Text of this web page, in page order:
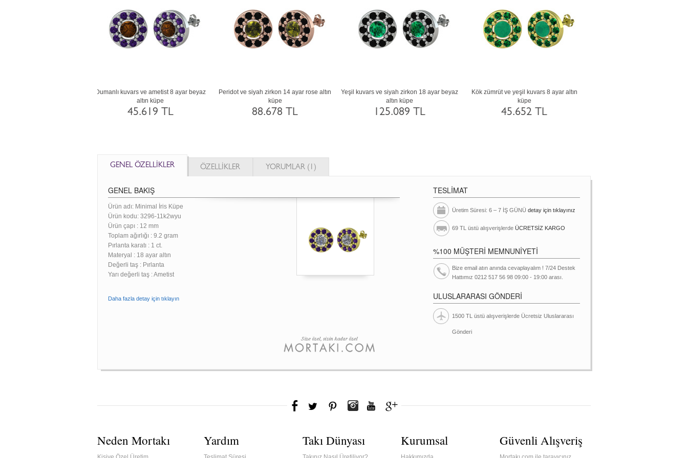
Yeşil kuvars ve siyah zirkon 18 ayar beyaz
altın küpe
125.089 TL
Kök zümrüt ve yeşil kuvars 8 ayar altın
küpe
45.652 TL
Rodolit garnet 18 ayar rose altın küpe
124.128 TL
Lab safir ve akuamarin 14 ayar beyaz altın
küpe
87.989 TL
GENEL ÖZELLİKLER ÖZELLİKLER YORUMLAR (1)
GENEL BAKIŞ
Ürün adı: Minimal İris Küpe
Ürün kodu: 3296-11k2wyu
Ürün çapı : 12 mm
Toplam ağırlığı : 9.2 gram
Pırlanta karatı : 1 ct.
Materyal : 18 ayar altın
Değerli taş : Pırlanta
Yarı değerli taş : Ametist
Daha fazla detay için tıklayın
TESLİMAT
Üretim Süresi: 6 – 7 İŞ GÜNÜ detay için tıklayınız
69 TL üstü alışverişlerde ÜCRETSİZ KARGO
%100 MÜŞTERİ MEMNUNİYETİ
Bize email atın anında cevaplayalım ! 7/24 Destek
Hattımız 0212 517 56 98 09:00 - 19:00 arası.
ULUSLARARASI GÖNDERİ
1500 TL üstü alışverişlerde Ücretsiz Uluslararası
Gönderi
Neden Mortakı Yardım Takı Dünyası Kurumsal Güvenli Alışveriş